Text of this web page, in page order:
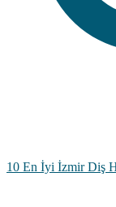
10 En İyi İzmir Diş